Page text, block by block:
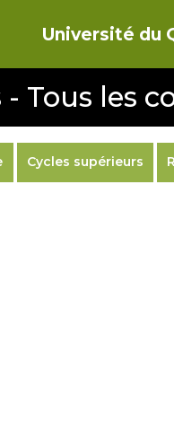
Université du
Tous les
Cycles supérieurs